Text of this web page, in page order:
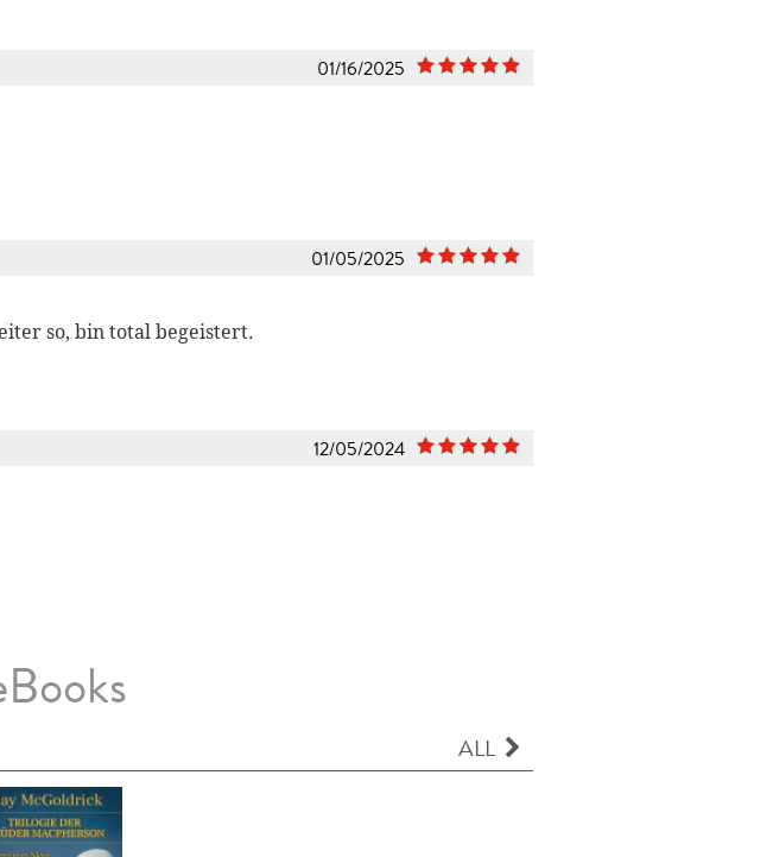
01/16/2025
01/05/2025
so, bin total begeistert.
12/05/2024
ALL